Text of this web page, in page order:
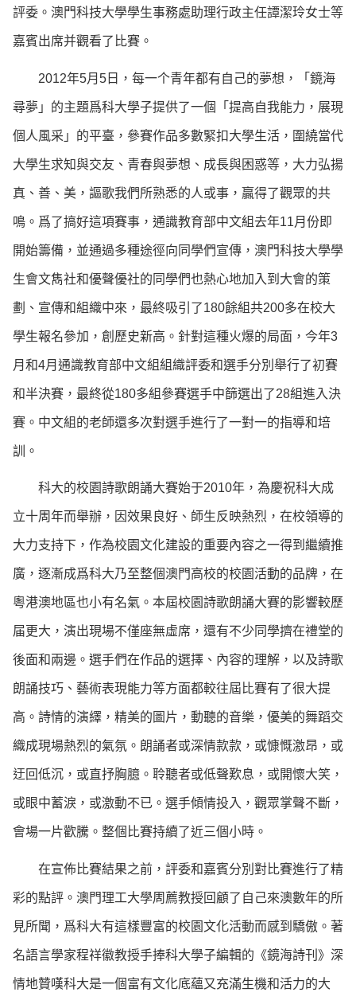
評委。澳門科技大學學生事務處助理行政主任譚潔玲女士等
嘉賓出席并觀看了比賽。
2012年5月5日，每一个青年都有自己的夢想，「鏡海
尋夢」的主題爲科大學子提供了一個「提高自我能力，展現
個人風采」的平臺，參賽作品多數緊扣大學生活，圍繞當代
大學生求知與交友、青春與夢想、成長與困惑等，大力弘揚
真、善、美，謳歌我們所熟悉的人或事，贏得了觀眾的共
鳴。爲了搞好這項賽事，通識教育部中文組去年11月份即
開始籌備，並通過多種途徑向同學們宣傳，澳門科技大學學
生會文雋社和優聲優社的同學們也熱心地加入到大會的策
劃、宣傳和組織中來，最終吸引了180餘組共200多在校大
學生報名參加，創歷史新高。針對這種火爆的局面，今年3
月和4月通識教育部中文組組織評委和選手分別舉行了初賽
和半決賽，最終從180多組參賽選手中篩選出了28組進入決
賽。中文組的老師還多次對選手進行了一對一的指導和培
訓。
科大的校園詩歌朗誦大賽始于2010年，為慶祝科大成
立十周年而舉辦，因效果良好、師生反映熱烈，在校領導的
大力支持下，作為校園文化建設的重要內容之一得到繼續推
廣，逐漸成爲科大乃至整個澳門高校的校園活動的品牌，在
粵港澳地區也小有名氣。本屆校園詩歌朗誦大賽的影響較歷
届更大，演出現場不僅座無虛席，還有不少同學擠在禮堂的
後面和兩邊。選手們在作品的選擇、內容的理解，以及詩歌
朗誦技巧、藝術表現能力等方面都較往屆比賽有了很大提
高。詩情的演繹，精美的圖片，動聽的音樂，優美的舞蹈交
織成現場熱烈的氣氛。朗誦者或深情款款，或慷慨激昂，或
迂回低沉，或直抒胸臆。聆聽者或低聲歎息，或開懷大笑，
或眼中蓄淚，或激動不已。選手傾情投入，觀眾掌聲不斷，
會場一片歡騰。整個比賽持續了近三個小時。
在宣佈比賽結果之前，評委和嘉賓分別對比賽進行了精
彩的點評。澳門理工大學周薦教授回顧了自己來澳數年的所
見所聞，爲科大有這樣豐富的校園文化活動而感到驕傲。著
名語言學家程祥徽教授手捧科大學子編輯的《鏡海詩刊》深
情地贊嘆科大是一個富有文化底蘊又充滿生機和活力的大